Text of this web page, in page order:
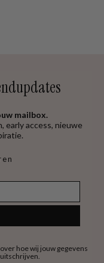
mailbox.
early access, nieuwe
hoe wij jouw gegevens